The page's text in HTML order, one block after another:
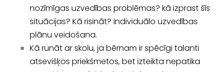
nozīmīgas uzvedības problēmas? kā izprast šīs
situācijas? Kā risināt? Individuālo uzvedības
plānu veidošana.
Kā runāt ar skolu, ja bērnam ir spēcīgi talanti
atsevišķos priekšmetos, bet izteikta nepatika